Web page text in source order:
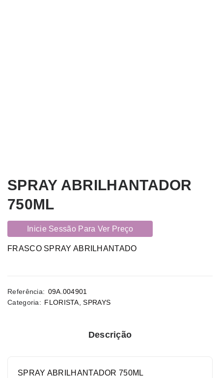
SPRAY ABRILHANTADOR
750ML
Inicie Sessão Para Ver Preço
FRASCO SPRAY ABRILHANTADO
Referência: 09A.004901
Categoria: FLORISTA ,SPRAYS
Descrição
SPRAY ABRILHANTADOR 750ML